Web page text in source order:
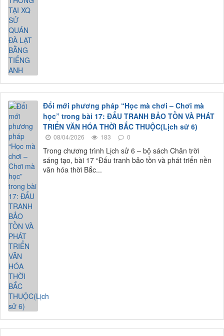
Đổi mới phương pháp “Học mà chơi – Chơi mà
học” trong bài 17: ĐẤU TRANH BẢO TỒN VÀ PHÁT
TRIỂN VĂN HÓA THỜI BẮC THUỘC(Lịch sử 6)
08/04/2026 183 0
Trong chương trình Lịch sử 6 – bộ sách Chân trời
sáng tạo, bài 17 “Đấu tranh bảo tồn và phát triển nền
văn hóa thời Bắc...